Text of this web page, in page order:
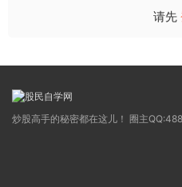
请先
炒股高手的秘密都在这儿！ 圈主